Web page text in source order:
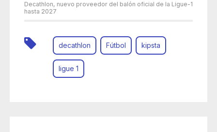
Decathlon, nuevo proveedor del balón oficial de la Ligue-1
hasta 2027
decathlon Fútbol kipsta
ligue 1